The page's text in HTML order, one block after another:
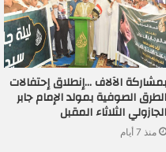
بمشاركة الآلاف …إنطلاق إحتفالات
الطرق الصوفية بمولد الإمام جابر
الجازولي الثلاثاء المقبل
منذ 7 أيام